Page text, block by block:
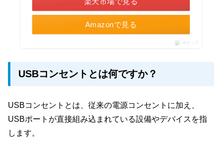
Amazonで見る
ポチップ
USBコンセントとは何ですか？
USBコンセントとは、従来の電源コンセントに加え、
USBポートが直接組み込まれている設備やデバイスを指
します。